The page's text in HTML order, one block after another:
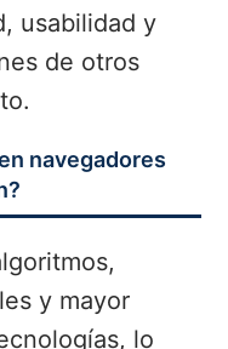
usabilidad y
de otros
navegadores
y mayor
lo